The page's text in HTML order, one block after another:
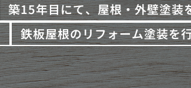
築15年目にて、屋根・外壁塗装
鉄板屋根のリフォーム塗装を